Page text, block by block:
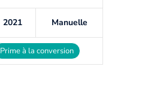
2021 Manuelle
Prime à la conversion